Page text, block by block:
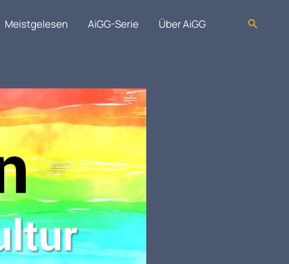
Meistgelesen AiGG-Serie Über AiGG Suchen